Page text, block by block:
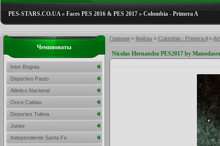
PES-STARS.CO.UA» Faces PES 2016 & PES 2017 » Colombia - Primera A
Главная » Файлы » Colombia - Primera A»
Nicolas Hernandez PES2017 by
Чемпионаты
Inter Bogota
Deportivo Pasto
Atletico Nacional
Once Caldas
Deportes Tolima
Junior
Independiente Santa Fe